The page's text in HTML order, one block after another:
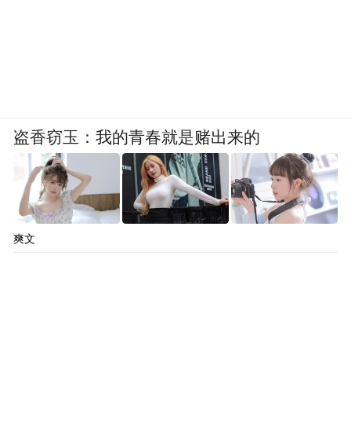
盗香窃玉：我的青春就是赌出来的
爽文